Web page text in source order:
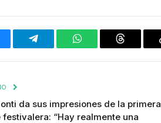
Telegram WhatsAppThreads
da sus impresiones de la primera
festivalera: “Hay realmente una